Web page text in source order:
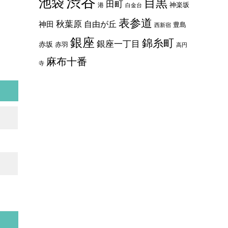
港 田町 白金台 目黒 神楽坂
神田 秋葉原 自由が丘 表参道 西新宿 豊島
赤坂 赤羽 銀座 銀座一丁目 錦糸町 高円
寺 麻布十番